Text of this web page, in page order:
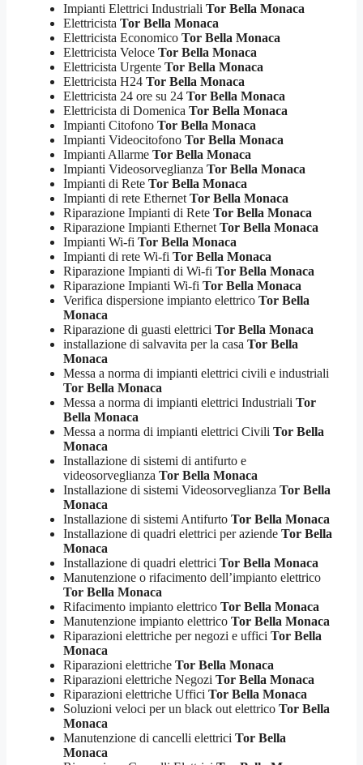
Impianti Elettrici Industriali Tor Bella Monaca
Elettricista Tor Bella Monaca
Elettricista Economico Tor Bella Monaca
Elettricista Veloce Tor Bella Monaca
Elettricista Urgente Tor Bella Monaca
Elettricista H24 Tor Bella Monaca
Elettricista 24 ore su 24 Tor Bella Monaca
Elettricista di Domenica Tor Bella Monaca
Impianti Citofono Tor Bella Monaca
Impianti Videocitofono Tor Bella Monaca
Impianti Allarme Tor Bella Monaca
Impianti Videosorveglianza Tor Bella Monaca
Impianti di Rete Tor Bella Monaca
Impianti di rete Ethernet Tor Bella Monaca
Riparazione Impianti di Rete Tor Bella Monaca
Riparazione Impianti Ethernet Tor Bella Monaca
Impianti Wi-fi Tor Bella Monaca
Impianti di rete Wi-fi Tor Bella Monaca
Riparazione Impianti di Wi-fi Tor Bella Monaca
Riparazione Impianti Wi-fi Tor Bella Monaca
Verifica dispersione impianto elettrico Tor Bella
Monaca
Riparazione di guasti elettrici Tor Bella Monaca
installazione di salvavita per la casa Tor Bella
Monaca
Messa a norma di impianti elettrici civili e industriali
Tor Bella Monaca
Messa a norma di impianti elettrici Industriali Tor
Bella Monaca
Messa a norma di impianti elettrici Civili Tor Bella
Monaca
Installazione di sistemi di antifurto e
videosorveglianza Tor Bella Monaca
Installazione di sistemi Videosorveglianza Tor Bella
Monaca
Installazione di sistemi Antifurto Tor Bella Monaca
Installazione di quadri elettrici per aziende Tor Bella
Monaca
Installazione di quadri elettrici Tor Bella Monaca
Manutenzione o rifacimento dell’impianto elettrico
Tor Bella Monaca
Rifacimento impianto elettrico Tor Bella Monaca
Manutenzione impianto elettrico Tor Bella Monaca
Riparazioni elettriche per negozi e uffici Tor Bella
Monaca
Riparazioni elettriche Tor Bella Monaca
Riparazioni elettriche Negozi Tor Bella Monaca
Riparazioni elettriche Uffici Tor Bella Monaca
Soluzioni veloci per un black out elettrico Tor Bella
Monaca
Manutenzione di cancelli elettrici Tor Bella
Monaca